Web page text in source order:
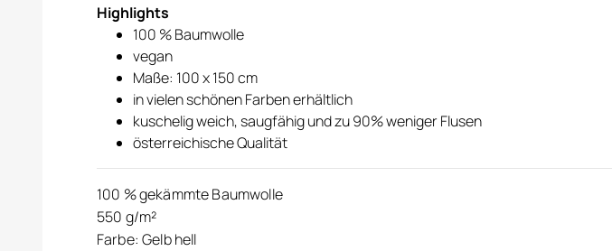
Highlights
100 % Baumwolle
vegan
Maße: 100 x 150 cm
in vielen schönen Farben erhältlich
kuschelig weich, saugfähig und zu 90% weniger Flusen
österreichische Qualität
100 % gekämmte Baumwolle
550 g/m²
Farbe: Gelb hell